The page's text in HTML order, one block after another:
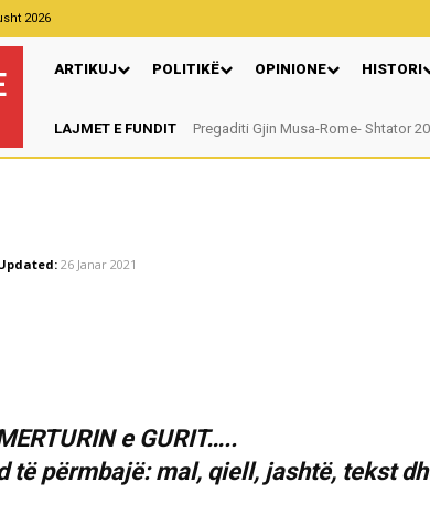
2026
ARTIKUJ POLITIKË OPINIONE HISTORI
LAJMET E FUNDITPregaditi Gjin Musa-Rome- Shtator 2025
Nga: Ndue Dedaj
26 Janar 2021
e GURIT…..